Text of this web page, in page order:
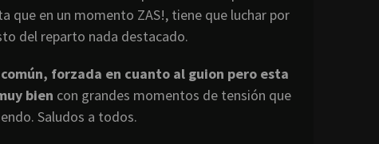
que en un momento ZAS!, tiene que luchar por
del reparto nada destacado.
forzada en cuanto al guion pero esta
bien con grandes momentos de tensión que
Saludos a todos.